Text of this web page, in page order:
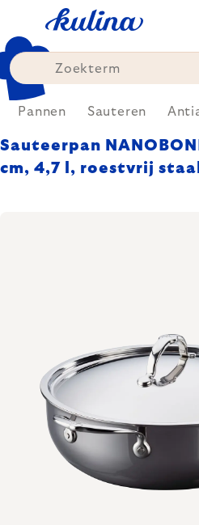
content
Pannen Sauteren
Sauteerpan
cm, 4,7 l, roestvrij